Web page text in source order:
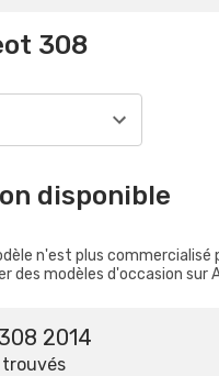
308
disponible
n'est plus commercialisé
des modèles d'occasion sur
2014